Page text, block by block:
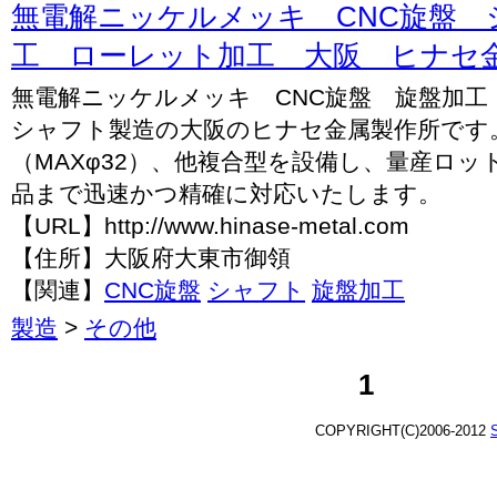
無電解ニッケルメッキ CNC旋盤
工 ローレット加工 大阪 ヒナセ
無電解ニッケルメッキ CNC旋盤 旋盤加
シャフト製造の大阪のヒナセ金属製作所です
（MAXφ32）、他複合型を設備し、量産ロ
品まで迅速かつ精確に対応いたします。
【URL】http://www.hinase-metal.com
【住所】大阪府大東市御領
【関連】 CNC旋盤 シャフト 旋盤加工
製造 > その他
1
COPYRIGHT(C)2006-2012